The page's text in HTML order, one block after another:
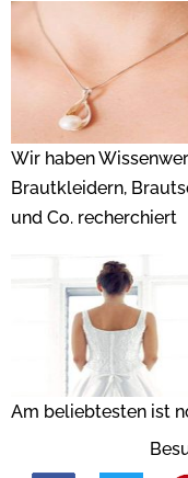
Wir haben
Brautkleidern,
und Co. recherchiert
Am beliebtesten ist